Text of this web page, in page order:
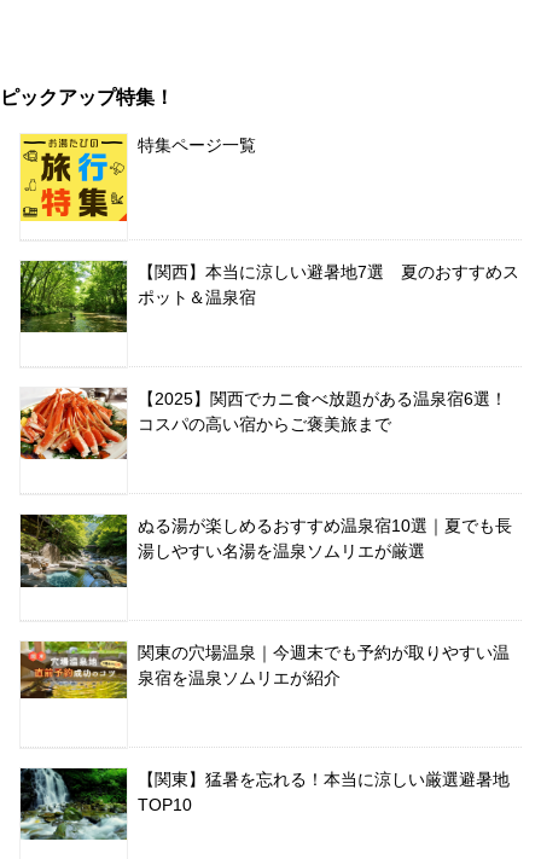
ピックアップ特集！
特集ページ一覧
【関西】本当に涼しい避暑地7選 夏のおすすめス
ポット＆温泉宿
【2025】関西でカニ食べ放題がある温泉宿6選！
コスパの高い宿からご褒美旅まで
ぬる湯が楽しめるおすすめ温泉宿10選｜夏でも長
湯しやすい名湯を温泉ソムリエが厳選
関東の穴場温泉｜今週末でも予約が取りやすい温
泉宿を温泉ソムリエが紹介
【関東】猛暑を忘れる！本当に涼しい厳選避暑地
TOP10